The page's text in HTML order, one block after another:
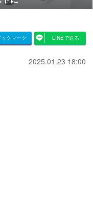
ックマーク LINEで送る
2025.01.23 18:00